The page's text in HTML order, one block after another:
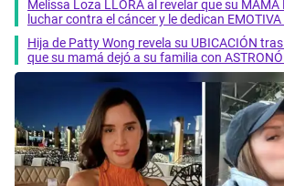
Melissa Loza LLORA al revelar que su MAMÁ
luchar contra el cáncer y le dedican EMOTIVA
Hija de Patty Wong revela su UBICACIÓN
que su mamá dejó a su familia con